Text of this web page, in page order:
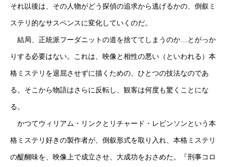
それ以後は、その人物がどう探偵の追求から逃げるかの、倒叙ミ
ステリ的なサスペンスに変化していくのだ。
結局、正統派フーダニットの道を捨ててしまうのか…とがっか
りする必要はない。これは、映像と相性の悪い（といわれる）本
格ミステリを退屈させずに描くための、ひとつの技法なのであ
る。そこから物語はさらに反転し、観客は何度も驚くことにな
る。
かつてウィリアム・リンクとリチャード・レビンソンという本
格ミステリ好きの製作者が、倒叙形式を取り入れ、本格ミステリ
の醍醐味を、映像上で成立させ、大成功をおさめた。『刑事コロ